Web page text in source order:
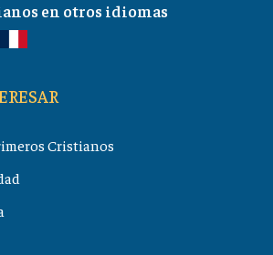
en otros idiomas
Cristianos